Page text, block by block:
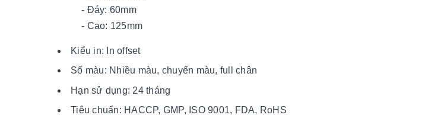
- Đáy: 60mm
- Cao: 125mm
Kiểu in: In offset
Số màu: Nhiều màu, chuyển màu, full chân
Hạn sử dụng: 24 tháng
Tiêu chuẩn: HACCP, GMP, ISO 9001, FDA, RoHS